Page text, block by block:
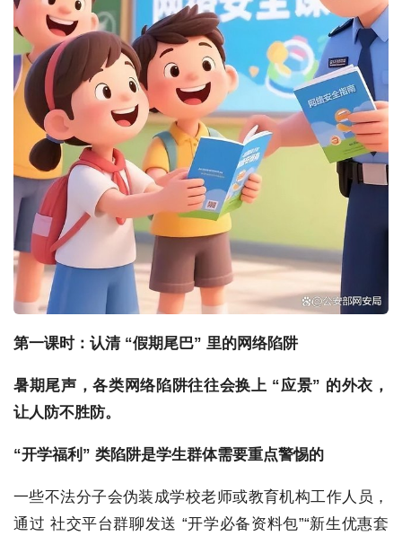
第一课时：认清 “假期尾巴” 里的网络陷阱
暑期尾声，各类网络陷阱往往会换上 “应景” 的外衣，
让人防不胜防。
“开学福利” 类陷阱是学生群体需要重点警惕的
一些不法分子会伪装成学校老师或教育机构工作人员，
通过 社交平台群聊发送 “开学必备资料包”“新生优惠套